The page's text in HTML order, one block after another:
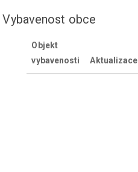
Vybavenost obce
Objekt
vybavenosti
Aktualizace